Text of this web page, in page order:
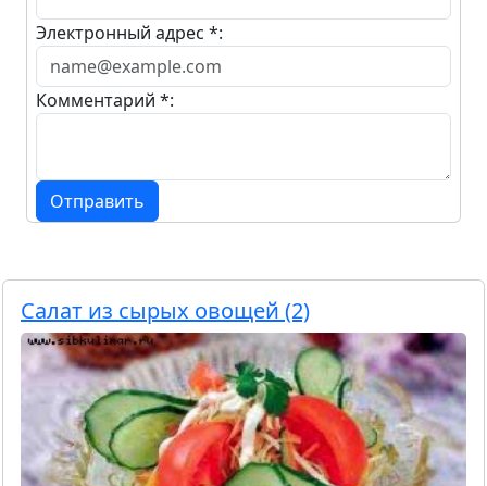
Электронный адрес *:
Комментарий *:
Отправить
Салат из сырых овощей (2)